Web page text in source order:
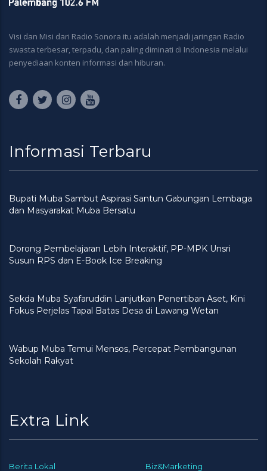
Visi dan Misi dari Radio Sonora itu adalah menjadi jaringan Radio
swasta terbesar, terpadu, dan paling diminati di Indonesia melalui
penyediaan konten informasi dan hiburan.
Informasi Terbaru
Bupati Muba Sambut Aspirasi Santun Gabungan Lembaga
dan Masyarakat Muba Bersatu
Dorong Pembelajaran Lebih Interaktif, PP-MPK Unsri
Susun RPS dan E-Book Ice Breaking
Sekda Muba Syafaruddin Lanjutkan Penertiban Aset, Kini
Fokus Perjelas Tapal Batas Desa di Lawang Wetan
Wabup Muba Temui Mensos, Percepat Pembangunan
Sekolah Rakyat
Extra Link
Berita Lokal Biz&Marketing